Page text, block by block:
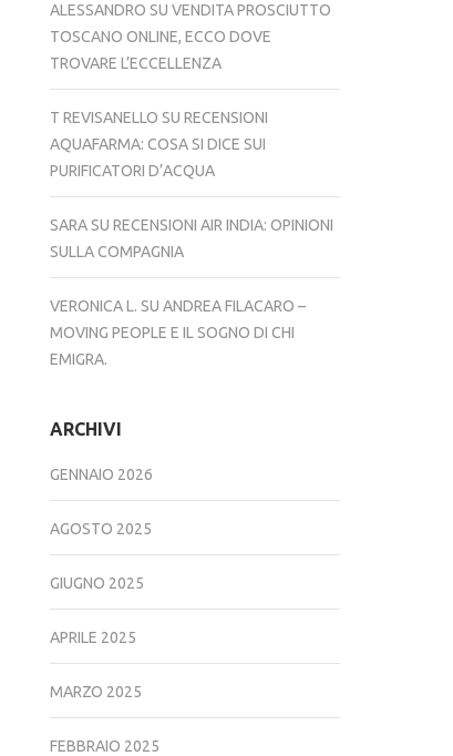
ALESSANDRO SU VENDITA PROSCIUTTO
TOSCANO ONLINE, ECCO DOVE
TROVARE L’ECCELLENZA
T REVISANELLO SU RECENSIONI
AQUAFARMA: COSA SI DICE SUI
PURIFICATORI D’ACQUA
SARASU RECENSIONI AIR INDIA: OPINIONI
SULLA COMPAGNIA
VERONICA L. SU ANDREA FILACARO –
MOVING PEOPLE E IL SOGNO DI CHI
EMIGRA.
ARCHIVI
GENNAIO 2026
AGOSTO 2025
GIUGNO 2025
APRILE 2025
MARZO 2025
FEBBRAIO 2025